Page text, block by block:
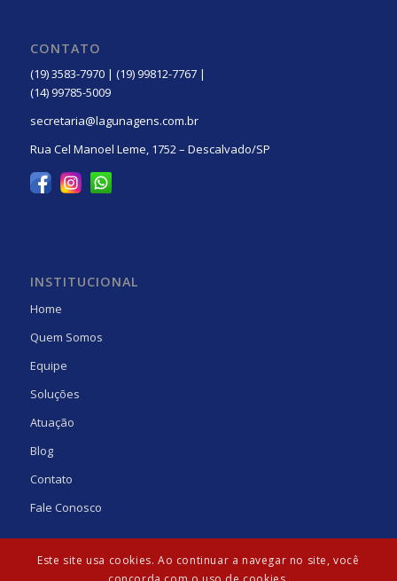
CONTATO
(19) 3583-7970 | (19) 99812-7767 |
(14) 99785-5009
secretaria@lagunagens.com.br
Rua Cel Manoel Leme, 1752 – Descalvado/SP
INSTITUCIONAL
Home
Quem Somos
Equipe
Soluções
Atuação
Blog
Contato
Fale Conosco
Este site usa cookies. Ao continuar a navegar no site, você